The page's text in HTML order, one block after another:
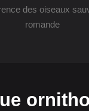
des oiseaux
romande